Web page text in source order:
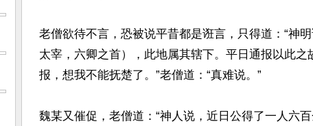
老僧欲待不言，恐被说平昔都是诳言，只得道：“神
太宰，六卿之首），此地属其辖下。平日通报以此之
报，想我不能抚楚了。”老僧道：“真难说。”
魏某又催促，老僧道：“神人说，近日公得了一人六